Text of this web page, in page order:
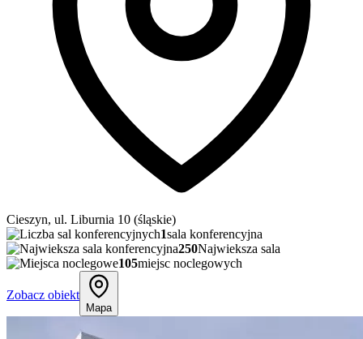
Cieszyn, ul. Liburnia 10 (śląskie)
1sala konferencyjna
250Najwieksza sala
105miejsc noclegowych
Zobacz obiekt
Mapa